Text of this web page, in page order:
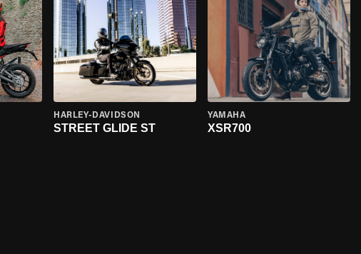
HARLEY-DAVIDSON
STREET GLIDE ST
YAMAHA
XSR700